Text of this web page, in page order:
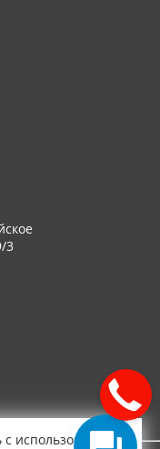
3
с использованием